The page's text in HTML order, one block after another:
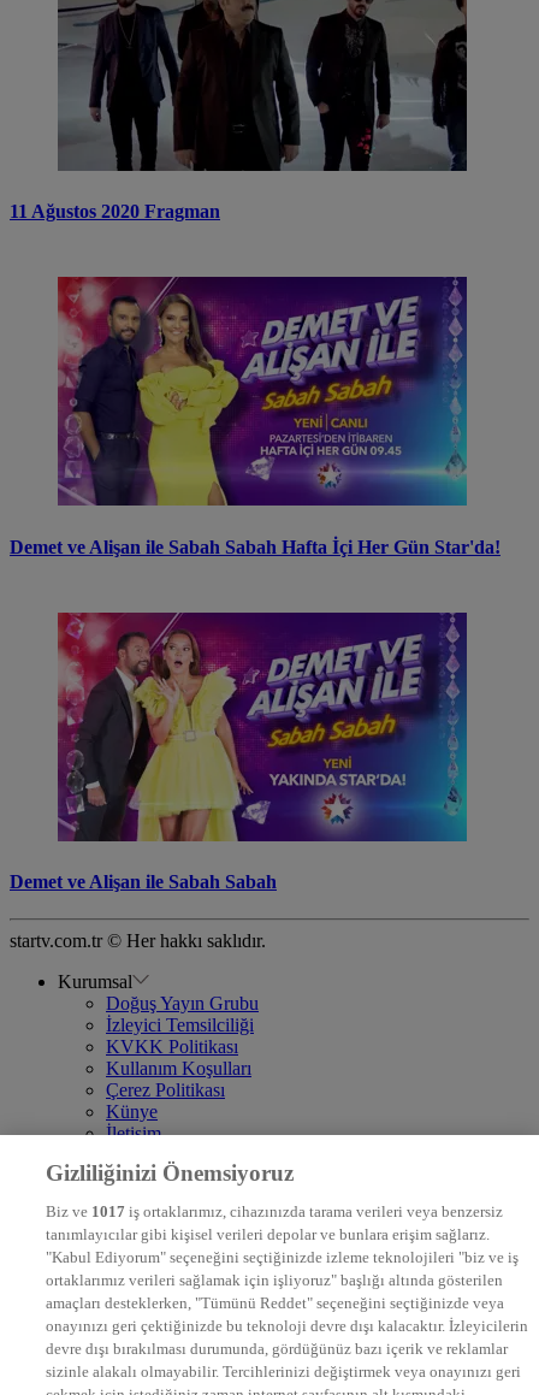
11 Ağustos 2020 Fragman
Demet ve Alişan ile Sabah Sabah Hafta İçi Her Gün Star'da!
Demet ve Alişan ile Sabah Sabah
startv.com.tr © Her hakkı saklıdır.
Kurumsal
Doğuş Yayın Grubu
İzleyici Temsilciliği
KVKK Politikası
Kullanım Koşulları
Çerez Politikası
Künye
İletişim
DYG Televizyonlar
STAR
EURO STAR
KRAL POP TV
DYG Radyolar
NTV RADYO
KRAL FM
KRAL POP
EKSEN
Gizliliğinizi Önemsiyoruz
Biz ve 1017 iş ortaklarımız, cihazınızda tarama verileri veya benzersiz
tanımlayıcılar gibi kişisel verileri depolar ve bunlara erişim sağlarız.
"Kabul Ediyorum" seçeneğini seçtiğinizde izleme teknolojileri "biz ve iş
ortaklarımız verileri sağlamak için işliyoruz" başlığı altında gösterilen
amaçları desteklerken, "Tümünü Reddet" seçeneğini seçtiğinizde veya
onayınızı geri çektiğinizde bu teknoloji devre dışı kalacaktır. İzleyicilerin
devre dışı bırakılması durumunda, gördüğünüz bazı içerik ve reklamlar
sizinle alakalı olmayabilir. Tercihlerinizi değiştirmek veya onayınızı geri